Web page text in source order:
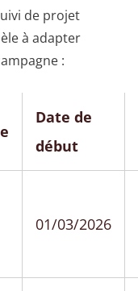
de projet
à adapter
:
Date de
début
01/03/2026